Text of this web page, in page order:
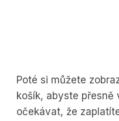
Poté si můžete
košík, abyste přesně
očekávat, že